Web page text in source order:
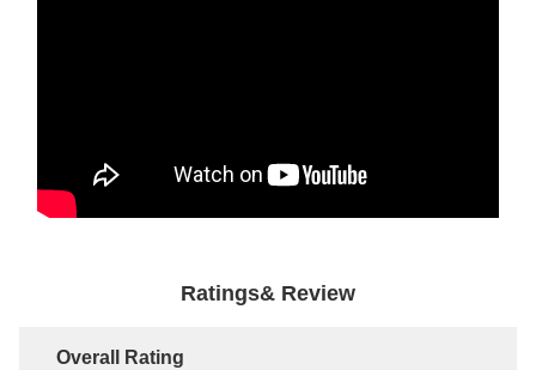
Ratings& Review
Overall Rating